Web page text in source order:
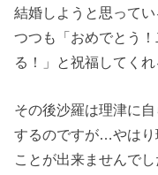
結婚しようと思って
つつも「おめでとう
る！」と祝福してくれ
その後沙羅は理津に
するのですが…やはり
ことが出来ませんでし